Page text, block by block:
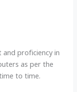
and proficiency in
as per the
to time.